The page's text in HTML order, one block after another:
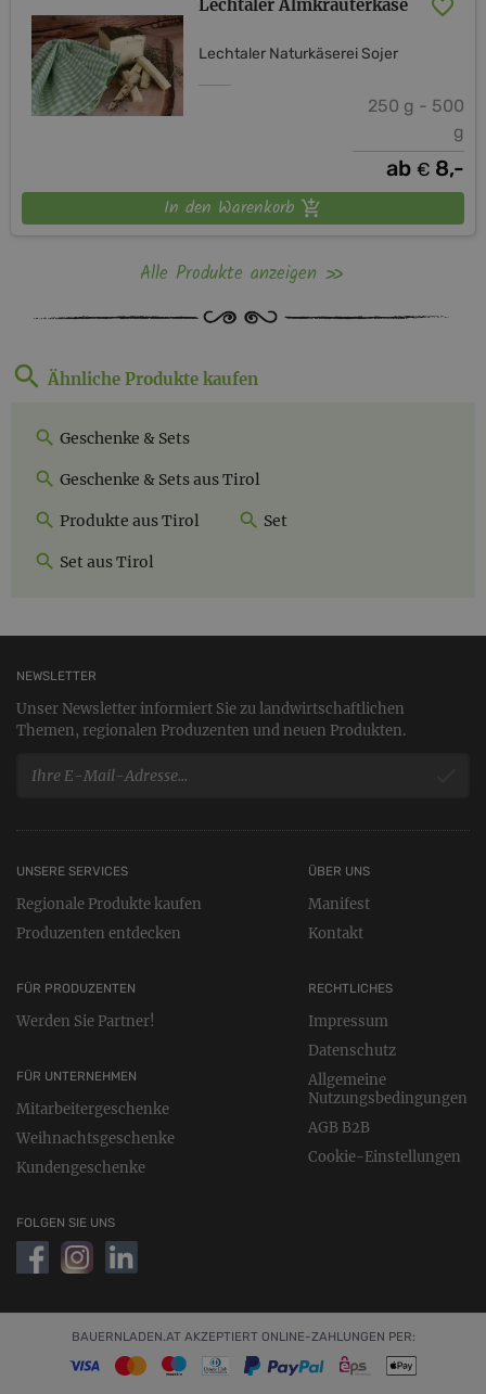
Lechtaler Almkräuterkäse
Lechtaler Naturkäserei Sojer
250 g - 500
g
ab € 8,-
In den Warenkorb
Alle Produkte anzeigen
Ähnliche Produkte kaufen
Geschenke & Sets
Geschenke & Sets aus Tirol
Produkte aus Tirol Set
Set aus Tirol
NEWSLETTER
Unser Newsletter informiert Sie zu landwirtschaftlichen
Themen, regionalen Produzenten und neuen Produkten.
UNSERE SERVICES
Regionale Produkte kaufen
Produzenten entdecken
FÜR PRODUZENTEN
Werden Sie Partner!
FÜR UNTERNEHMEN
Mitarbeitergeschenke
Weihnachtsgeschenke
Kundengeschenke
RECHTLICHES
Impressum
Datenschutz
Allgemeine
Nutzungsbedingungen
AGB B2B
Cookie-Einstellungen
ÜBER UNS
Manifest
Kontakt
FOLGEN SIE UNS
BAUERNLADEN.AT AKZEPTIERT ONLINE-ZAHLUNGEN PER: